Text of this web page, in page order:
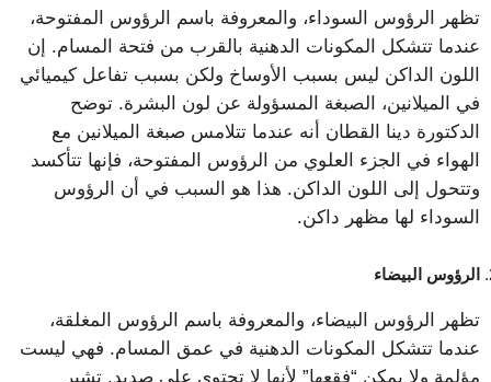
تظهر الرؤوس السوداء، والمعروفة باسم الرؤوس المفتوحة،
عندما تتشكل المكونات الدهنية بالقرب من فتحة المسام. إن
اللون الداكن ليس بسبب الأوساخ ولكن بسبب تفاعل كيميائي
في الميلانين، الصبغة المسؤولة عن لون البشرة. توضح
الدكتورة دينا القطان أنه عندما تتلامس صبغة الميلانين مع
الهواء في الجزء العلوي من الرؤوس المفتوحة، فإنها تتأكسد
وتتحول إلى اللون الداكن. هذا هو السبب في أن الرؤوس
السوداء لها مظهر داكن.
الرؤوس البيضاء
تظهر الرؤوس البيضاء، والمعروفة باسم الرؤوس المغلقة،
عندما تتشكل المكونات الدهنية في عمق المسام. فهي ليست
مؤلمة ولا يمكن “فقعها” لأنها لا تحتوي على صديد. تشير